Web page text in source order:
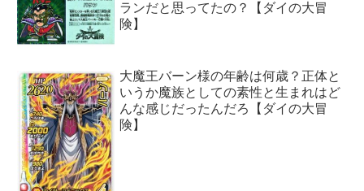
ランだと思ってたの？【ダイの大冒
険】
大魔王バーン様の年齢は何歳？正体と
いうか魔族としての素性と生まれはど
んな感じだったんだろ【ダイの大冒
険】